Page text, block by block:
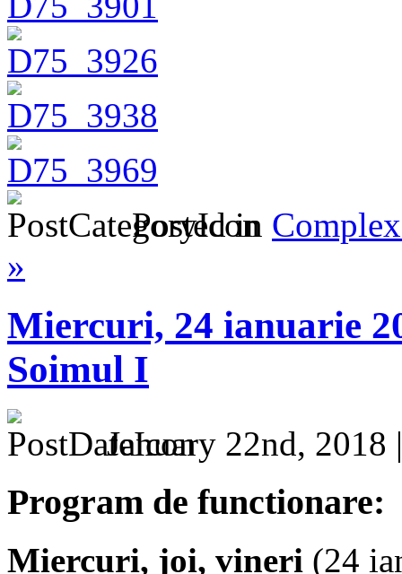
Posted in
»
​Miercuri, 24 ianuarie
Soimul I
January 22nd, 2018
Program de functionare:
Miercuri, joi, vineri (24